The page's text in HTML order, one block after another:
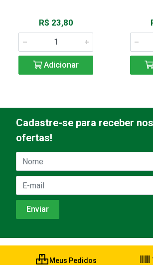
R$ 23,80
Adicionar
Cadastre-se para receber
ofertas!
Meus Pedidos